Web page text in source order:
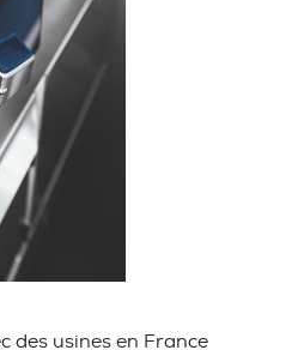
des usines en France